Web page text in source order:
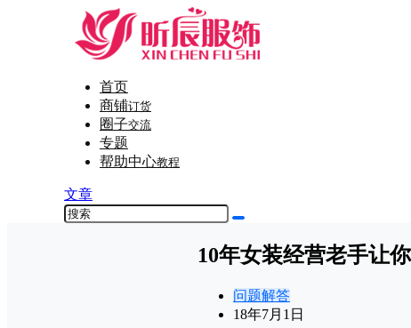
首页
商铺订货
圈子交流
专题
帮助中心教程
文章
10年女装经营老手让
问题解答
18年7月1日